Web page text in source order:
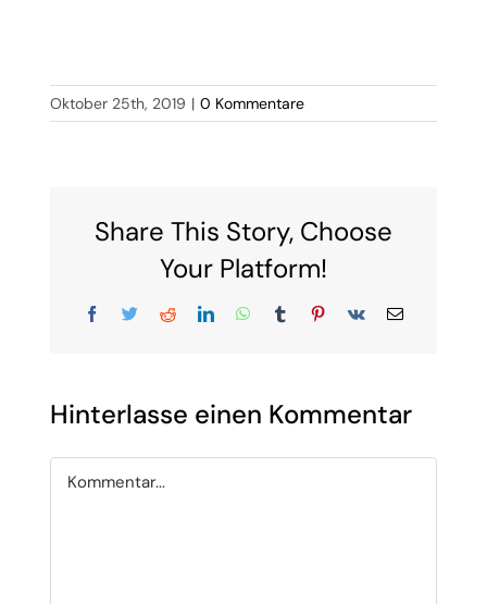
Oktober 25th, 2019 | 0 Kommentare
Share This Story, Choose
Your Platform!
Facebook
TwitterRedditLinkedInWhatsApp
TumblrPinterest
Vk
E-
Hinterlasse einen Kommentar
Kommentar